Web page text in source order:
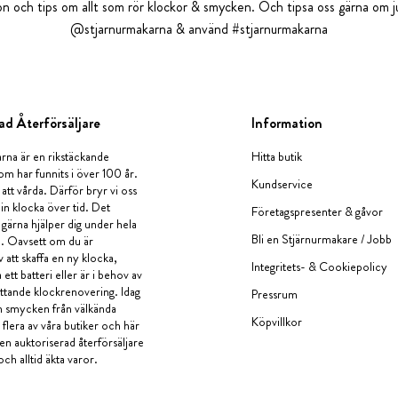
och tips om allt som rör klockor & smycken. Och tipsa oss gärna om
@stjarnurmakarna & använd #stjarnurmakarna
Återförsäljare
är en rikstäckande
har funnits i över 100 år.
vårda. Därför bryr vi oss
klocka över tid. Det
hjälper dig under hela
Oavsett om du är
att skaffa en ny klocka,
batteri eller är i behov av
klockrenovering. Idag
smycken från välkända
av våra butiker och här
auktoriserad återförsäljare
alltid äkta varor.
Information
Hitta butik
Kundservice
Företagspresenter & gåvor
Bli en Stjärnurmakare / Jobb
Integritets- & Cookiepolicy
Pressrum
Köpvillkor